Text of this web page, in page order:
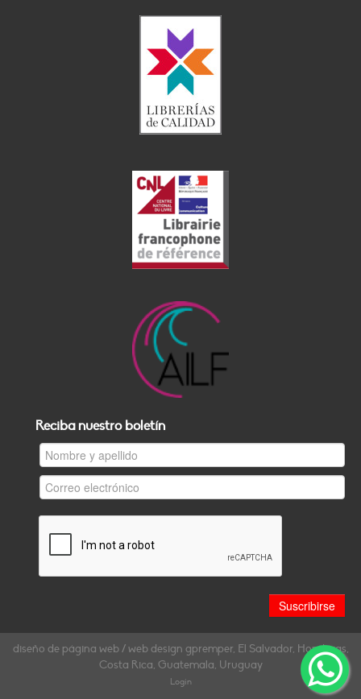
Reciba nuestro boletín
diseño de página web / web design gpremper, El Salvador, Honduras,
Costa Rica, Guatemala, Uruguay
Login